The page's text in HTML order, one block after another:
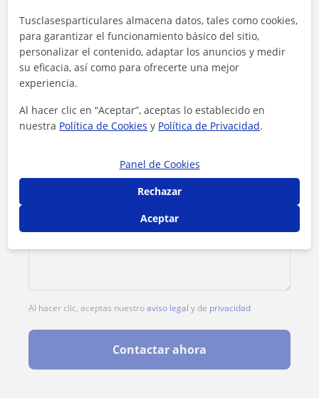
Tarifa 15€/h
1ª clase gratis
Al hacer clic, aceptas nuestroaviso legal y de privacidad
Contactar ahora
Tusclasesparticulares almacena datos, tales como cookies,
para garantizar el funcionamiento básico del sitio,
personalizar el contenido, adaptar los anuncios y medir
su eficacia, así como para ofrecerte una mejor
experiencia.
Al hacer clic en “Aceptar”, aceptas lo establecido en
nuestra Política de Cookies y Política de Privacidad.
Panel de Cookies
Rechazar
Aceptar